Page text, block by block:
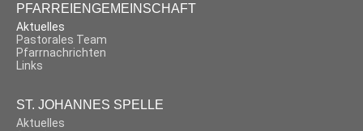
PFARREIENGEMEINSCHAFT
Aktuelles
Pastorales Team
Pfarrnachrichten
Links
ST. JOHANNES SPELLE
Aktuelles